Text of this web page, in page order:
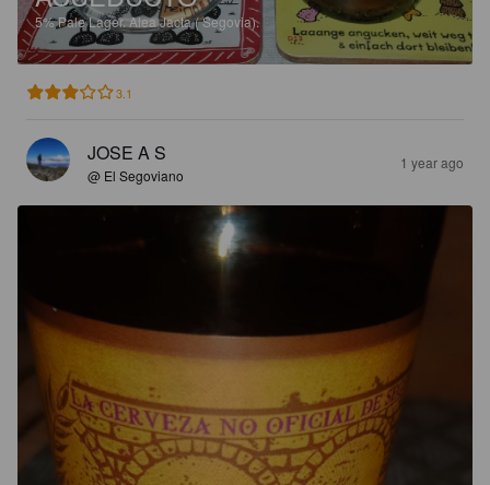
5%Pale Lager.Alea Jacta ( Segovia).
3.1
JOSE A S
@ El Segoviano
1 year ago